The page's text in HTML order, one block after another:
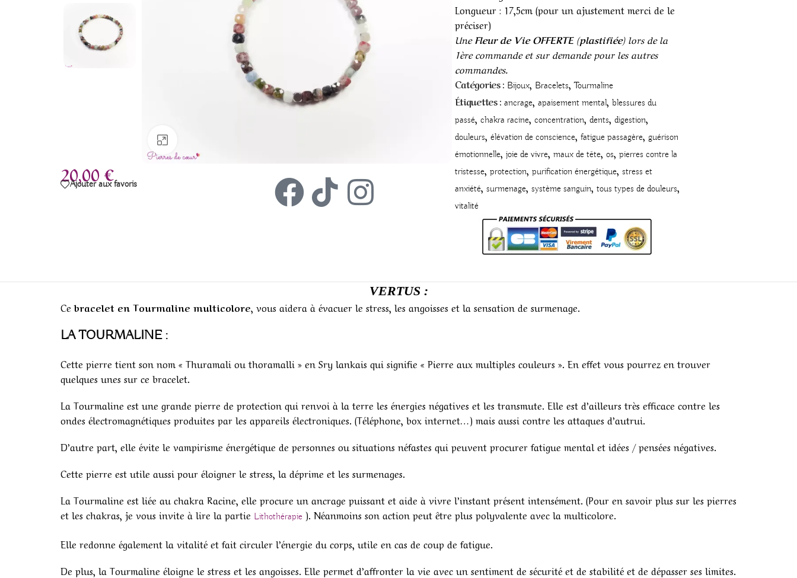
20,00€
Ajouter aux favoris
Longueur : 17,5cm (pour un ajustement merci de le
préciser)
UneFleur de Vie OFFERTE (plastifiée)lors de la
1ère commande et sur demande pour les autres
commandes.
Catégories : Bijoux, Bracelets, Tourmaline
Étiquettes : ancrage, apaisement mental, blessures du
passé, chakra racine, concentration, dents, digestion,
douleurs, élévation de conscience, fatigue passagère, guérison
émotionnelle, joie de vivre, maux de tête, os, pierres contre la
tristesse, protection, purification énergétique, stress et
anxiété, surmenage, système sanguin, tous types de douleurs,
vitalité
VERTUS :
Cebracelet en Tourmaline multicolore, vous aidera à évacuer le stress, les angoisses et la sensation de surmenage.
LA TOURMALINE :
Cette pierre tient son nom « Thuramali ou thoramalli » en Sry lankais qui signifie « Pierre aux multiples couleurs ». En effet vous pourrez en trouver
quelques unes sur ce bracelet.
La Tourmaline est une grande pierre de protection qui renvoi à la terre les énergies négatives et les transmute. Elle est d’ailleurs très efficace contre les
ondes électromagnétiques produites par les appareils électroniques. (Téléphone, box internet…) mais aussi contre les attaques d’autrui.
D’autre part, elle évite le vampirisme énergétique de personnes ou situations néfastes qui peuvent procurer fatigue mental et idées / pensées négatives.
Cette pierre est utile aussi pour éloigner le stress, la déprime et les surmenages.
La Tourmaline est liée au chakra Racine, elle procure un ancrage puissant et aide à vivre l’instant présent intensément. (Pour en savoir plus sur les pierres
et les chakras, je vous invite à lire la partie Lithothérapie ). Néanmoins son action peut être plus polyvalente avec la multicolore.
Elle redonne également la vitalité et fait circuler l’énergie du corps, utile en cas de coup de fatigue.
De plus, la Tourmaline éloigne le stress et les angoisses. Elle permet d’affronter la vie avec un sentiment de sécurité et de stabilité et de dépasser ses limites.